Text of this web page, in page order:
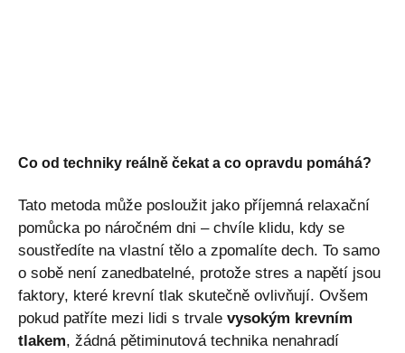
Co od techniky reálně čekat a co opravdu pomáhá?
Tato metoda může posloužit jako příjemná relaxační
pomůcka po náročném dni – chvíle klidu, kdy se
soustředíte na vlastní tělo a zpomalíte dech. To samo
o sobě není zanedbatelné, protože stres a napětí jsou
faktory, které krevní tlak skutečně ovlivňují. Ovšem
pokud patříte mezi lidi s trvale vysokým krevním
tlakem, žádná pětiminutová technika nenahradí